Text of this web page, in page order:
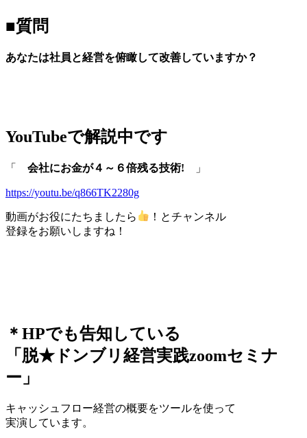
■質問
あなたは社員と経営を俯瞰して改善していますか？
YouTubeで解説中です
「 会社にお金が４～６倍残る技術! 」
https://youtu.be/q866TK2280g
動画がお役にたちましたら
！とチャンネル
登録をお願いしますね！
＊HPでも告知している
「脱★ドンブリ経営実践zoomセミナ
ー」
キャッシュフロー経営の概要をツールを使って
実演しています。